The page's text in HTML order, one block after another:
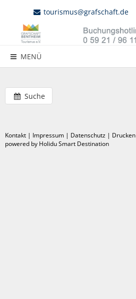
tourismus@grafschaft.de
MENÜ
Suche
Kontakt | Impressum | Datenschutz | Drucken
powered by Holidu Smart Destination